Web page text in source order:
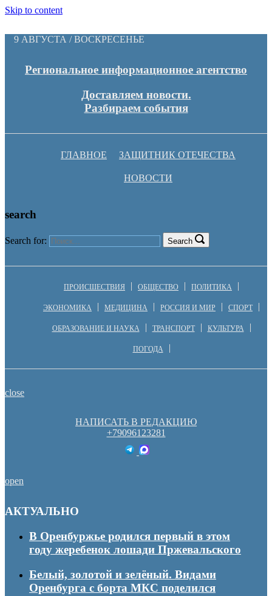
Skip to content
9 АВГУСТА / ВОСКРЕСЕНЬЕ
Региональное информационное агентство
Доставляем новости.
Разбираем события
ГЛАВНОЕ ЗАЩИТНИК ОТЕЧЕСТВА
НОВОСТИ
search
Search for: Search
ПРОИСШЕСТВИЯ ОБЩЕСТВО ПОЛИТИКА
ЭКОНОМИКА МЕДИЦИНА РОССИЯ И МИР СПОРТ
ОБРАЗОВАНИЕ И НАУКА ТРАНСПОРТ КУЛЬТУРА
ПОГОДА
close
НАПИСАТЬ В РЕДАКЦИЮ
+79096123281
open
АКТУАЛЬНО
В Оренбуржье родился первый в этом
году жеребенок лошади Пржевальского
Белый, золотой и зелёный. Видами
Оренбурга с борта МКС поделился